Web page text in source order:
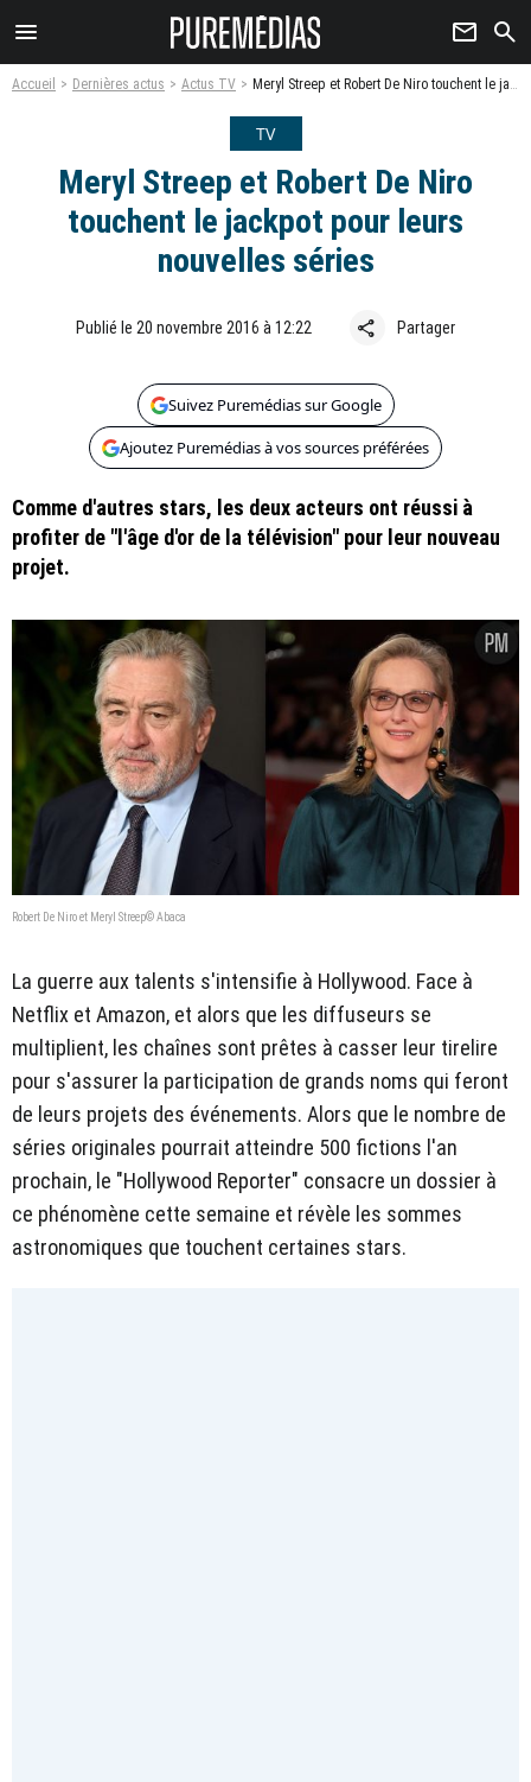
menu newsletter search
Accueil Dernières actus Actus TV Meryl Streep et Robert De Niro touchent le jackpot pour leurs nouvelles séries
TV
Meryl Streep et Robert De Niro
touchent le jackpot pour leurs
nouvelles séries
Publié le 20 novembre 2016 à 12:22 share Partager
Suivez Puremédias sur Google
Ajoutez Puremédias à vos sources préférées
Comme d'autres stars, les deux acteurs ont réussi à
profiter de "l'âge d'or de la télévision" pour leur nouveau
projet.
Robert De Niro et Meryl Streep© Abaca
La guerre aux talents s'intensifie à Hollywood. Face à
Netflix et Amazon, et alors que les diffuseurs se
multiplient, les chaînes sont prêtes à casser leur tirelire
pour s'assurer la participation de grands noms qui feront
de leurs projets des événements. Alors que le nombre de
séries originales pourrait atteindre 500 fictions l'an
prochain, le "Hollywood Reporter" consacre un dossier à
ce phénomène cette semaine et révèle les sommes
astronomiques que touchent certaines stars.